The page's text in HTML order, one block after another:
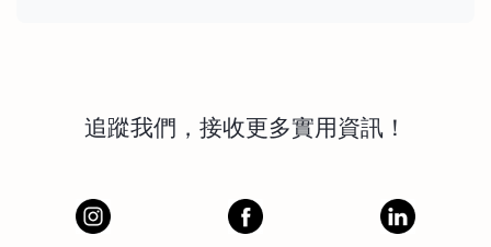
追蹤我們，接收更多實用資訊！